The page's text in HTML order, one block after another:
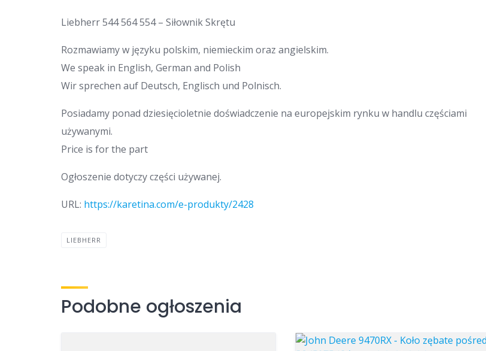
Liebherr 544 564 554 – Siłownik Skrętu
Rozmawiamy w języku polskim, niemieckim oraz angielskim.
We speak in English, German and Polish
Wir sprechen auf Deutsch, Englisch und Polnisch.
Posiadamy ponad dziesięcioletnie doświadczenie na europejskim rynku w handlu częściami
używanymi.
Price is for the part
Ogłoszenie dotyczy części używanej.
URL: https://karetina.com/e-produkty/2428
LIEBHERR
Podobne ogłoszenia